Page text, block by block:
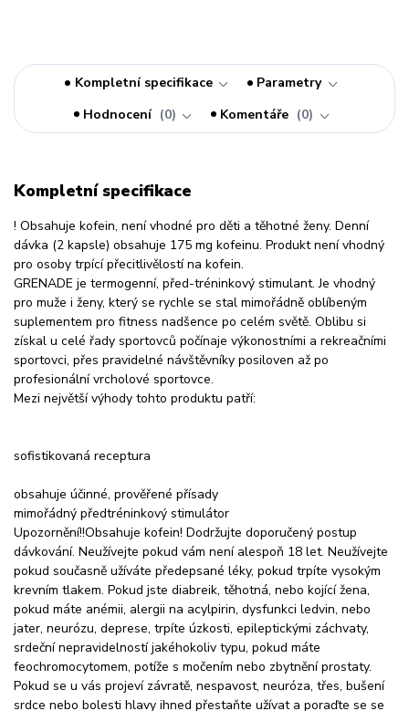
Kompletní specifikace
Parametry
Hodnocení
0 Komentáře 0
Kompletní specifikace
! Obsahuje kofein, není vhodné pro děti a těhotné ženy. Denní
dávka (2 kapsle) obsahuje 175 mg kofeinu. Produkt není vhodný
pro osoby trpící přecitlivělostí na kofein.
GRENADE je termogenní, před-tréninkový stimulant. Je vhodný
pro muže i ženy, který se rychle se stal mimořádně oblíbeným
suplementem pro fitness nadšence po celém světě. Oblibu si
získal u celé řady sportovců počínaje výkonostními a rekreačními
sportovci, přes pravidelné návštěvníky posiloven až po
profesionální vrcholové sportovce.
Mezi největší výhody tohto produktu patří:
sofistikovaná receptura
obsahuje účinné, prověřené přísady
mimořádný předtréninkový stimulátor
Upozornění!!Obsahuje kofein! Dodržujte doporučený postup
dávkování. Neužívejte pokud vám není alespoň 18 let. Neužívejte
pokud současně užíváte předepsané léky, pokud trpíte vysokým
krevním tlakem. Pokud jste diabreik, těhotná, nebo kojící žena,
pokud máte anémii, alergii na acylpirin, dysfunkci ledvin, nebo
jater, neurózu, deprese, trpíte úzkosti, epileptickými záchvaty,
srdeční nepravidelností jakéhokoliv typu, pokud máte
feochromocytomem, potíže s močením nebo zbytnění prostaty.
Pokud se u vás projeví závratě, nespavost, neuróza, třes, bušení
srdce nebo bolesti hlavy ihned přestaňte užívat a poraďte se se